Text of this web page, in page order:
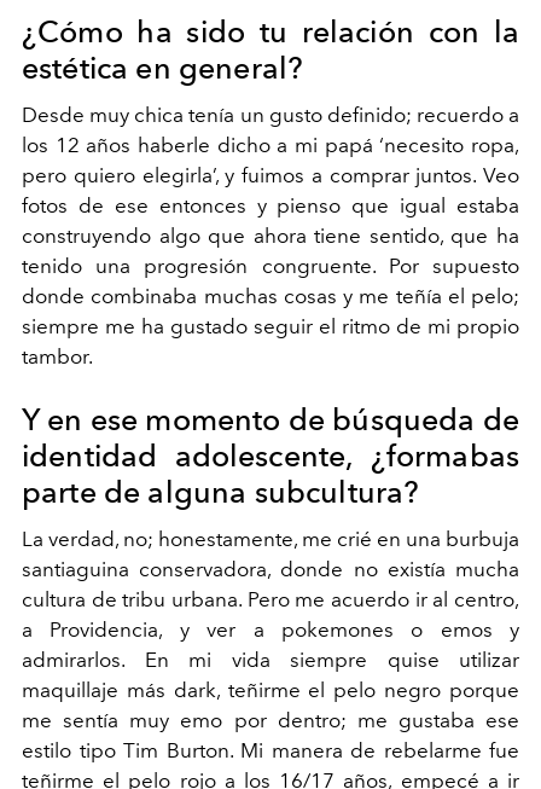
¿Cómo ha sido tu relación con la
estética en general?
Desde muy chica tenía un gusto definido; recuerdo a
los 12 años haberle dicho a mi papá ‘necesito ropa,
pero quiero elegirla’, y fuimos a comprar juntos. Veo
fotos de ese entonces y pienso que igual estaba
construyendo algo que ahora tiene sentido, que ha
tenido una progresión congruente. Por supuesto
donde combinaba muchas cosas y me teñía el pelo;
siempre me ha gustado seguir el ritmo de mi propio
tambor.
Y en ese momento de búsqueda de
identidad adolescente, ¿formabas
parte de alguna subcultura?
La verdad, no; honestamente, me crié en una burbuja
santiaguina conservadora, donde no existía mucha
cultura de tribu urbana. Pero me acuerdo ir al centro,
a Providencia, y ver a pokemones o emos y
admirarlos. En mi vida siempre quise utilizar
maquillaje más dark, teñirme el pelo negro porque
me sentía muy emo por dentro; me gustaba ese
estilo tipo Tim Burton. Mi manera de rebelarme fue
teñirme el pelo rojo a los 16/17 años, empecé a ir